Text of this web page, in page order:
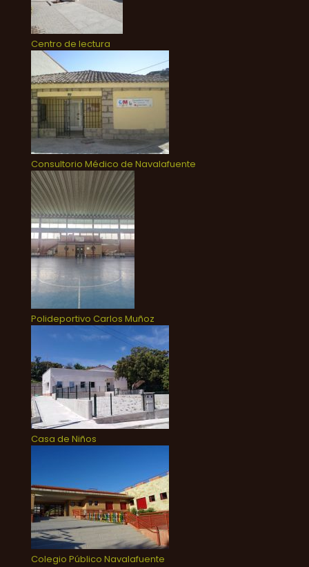
Centro de lectura
Consultorio Médico de Navalafuente
Polideportivo Carlos Muñoz
Casa de Niños
Colegio Público Navalafuente